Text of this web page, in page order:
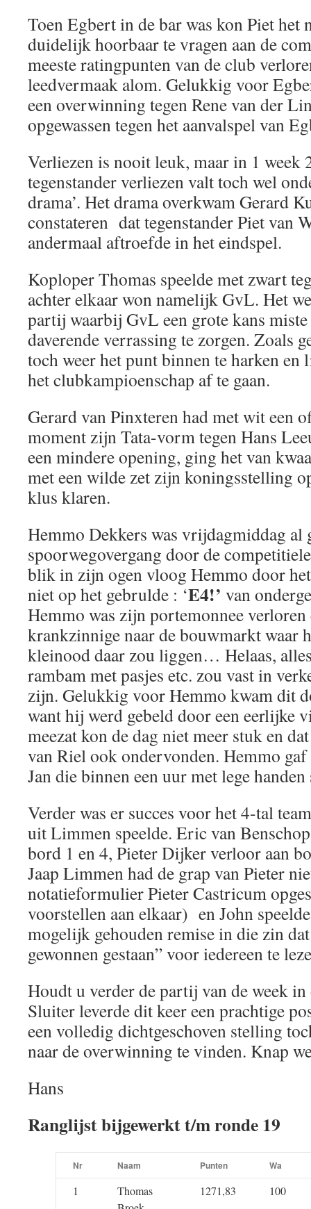
Toen Egbert in de bar was kon Piet het
duidelijk hoorbaar te vragen aan de
meeste ratingpunten van de club
leedvermaak alom. Gelukkig voor
een overwinning tegen Rene van der
opgewassen tegen het aanvalspel van
Verliezen is nooit leuk, maar in 1 week
tegenstander verliezen valt toch wel
drama’. Het drama overkwam Gerard
constateren dat tegenstander Piet van
andermaal aftroefde in het eindspel.
Koploper Thomas speelde met zwart
achter elkaar won namelijk GvL. Het
partij waarbij GvL een grote kans
daverende verrassing te zorgen. Zoals
toch weer het punt binnen te harken
het clubkampioenschap af te gaan.
Gerard van Pinxteren had met wit een
moment zijn Tata-vorm tegen Hans
een mindere opening, ging het van
met een wilde zet zijn koningsstelling
klus klaren.
Hemmo Dekkers was vrijdagmiddag al
spoorwegovergang door de
blik in zijn ogen vloog Hemmo door het
niet op het gebrulde : ‘E4!’ van
Hemmo was zijn portemonnee verloren
krankzinnige naar de bouwmarkt waar
kleinood daar zou liggen… Helaas,
rambam met pasjes etc. zou vast in
zijn. Gelukkig voor Hemmo kwam dit
want hij werd gebeld door een eerlijke
meezat kon de dag niet meer stuk en
van Riel ook ondervonden. Hemmo gaf
Jan die binnen een uur met lege
Verder was er succes voor het 4-tal
uit Limmen speelde. Eric van
bord 1 en 4, Pieter Dijker verloor aan
Jaap Limmen had de grap van Pieter
notatieformulier Pieter Castricum
voorstellen aan elkaar) en John
mogelijk gehouden remise in die zin
gewonnen gestaan” voor iedereen te
Houdt u verder de partij van de week in
Sluiter leverde dit keer een prachtige
een volledig dichtgeschoven stelling
naar de overwinning te vinden. Knap
Hans
Ranglijst bijgewerkt t/m ronde 19
Nr Naam Punten Wa
1
Thomas
1271,83 100